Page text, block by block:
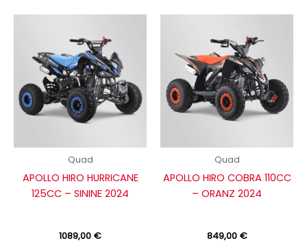
Quad
APOLLO HIRO HURRICANE
125CC – SININE 2024
1089,00 €
Quad
APOLLO HIRO COBRA 110CC
– ORANZ 2024
849,00 €